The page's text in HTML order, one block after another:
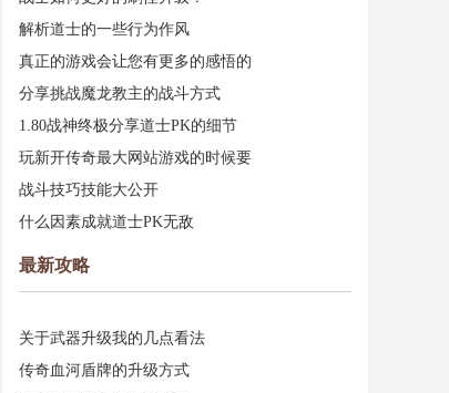
解析道士的一些行为作风
真正的游戏会让您有更多的感悟的
分享挑战魔龙教主的战斗方式
1.80战神终极分享道士PK的细节
玩新开传奇最大网站游戏的时候要
战斗技巧技能大公开
什么因素成就道士PK无敌
最新攻略
关于武器升级我的几点看法
传奇血河盾牌的升级方式